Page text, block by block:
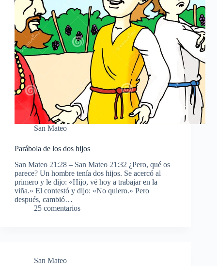
San Mateo
Parábola de los dos hijos
San Mateo 21:28 – San Mateo 21:32 ¿Pero, qué os
parece? Un hombre tenía dos hijos. Se acercó al
primero y le dijo: «Hijo, vé hoy a trabajar en la
viña.» El contestó y dijo: «No quiero.» Pero
después, cambió…
25 comentarios
San Mateo